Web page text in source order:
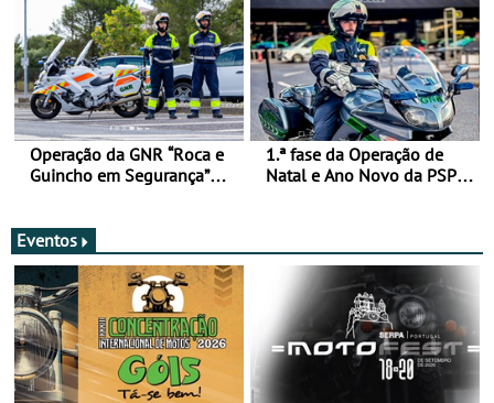
Operação da GNR “Roca e
Guincho em Segurança”
1.ª fase da Operação de
Natal e Ano Novo da PSP e
Eventos